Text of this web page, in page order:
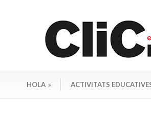
HOLA » ACTIVITATS